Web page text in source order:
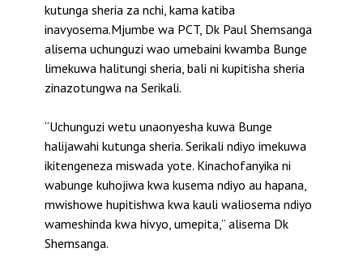
kutunga sheria za nchi, kama katiba
inavyosema.Mjumbe wa PCT, Dk Paul Shemsanga
alisema uchunguzi wao umebaini kwamba Bunge
limekuwa halitungi sheria, bali ni kupitisha sheria
zinazotungwa na Serikali.
“Uchunguzi wetu unaonyesha kuwa Bunge
halijawahi kutunga sheria. Serikali ndiyo imekuwa
ikitengeneza miswada yote. Kinachofanyika ni
wabunge kuhojiwa kwa kusema ndiyo au hapana,
mwishowe hupitishwa kwa kauli waliosema ndiyo
wameshinda kwa hivyo, umepita,” alisema Dk
Shemsanga.